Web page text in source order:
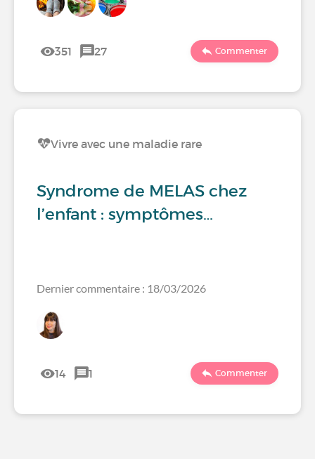
351 27 Commenter
Vivre avec une maladie rare
Syndrome de MELAS chez
l’enfant : symptômes…
Dernier commentaire : 18/03/2026
14 1 Commenter